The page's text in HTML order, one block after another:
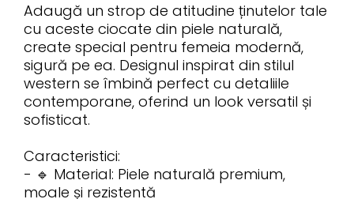
Adaugă un strop de atitudine ținutelor tale
cu aceste ciocate din piele naturală,
create special pentru femeia modernă,
sigură pe ea. Designul inspirat din stilul
western se îmbină perfect cu detaliile
contemporane, oferind un look versatil și
sofisticat.
Caracteristici:
- 🔹 Material: Piele naturală premium,
moale și rezistentă